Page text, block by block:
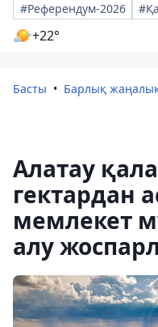
#Референдум-2026
+22°
Басты Барлық
Алатау
гектардан
мемлекет
алу